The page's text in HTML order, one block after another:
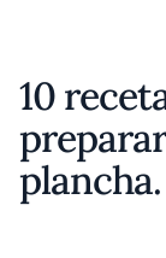
10
plancha.